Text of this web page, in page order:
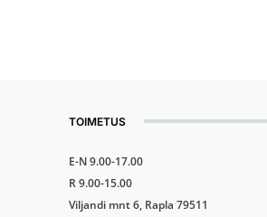
TOIMETUS
E-N 9.00-17.00
R 9.00-15.00
Viljandi mnt 6, Rapla 79511